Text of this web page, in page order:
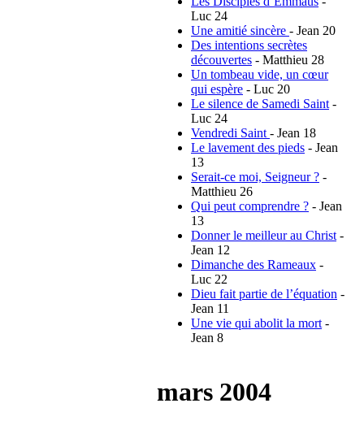
Luc 24
Une amitié sincère - Jean 20
Des intentions secrètes
découvertes - Matthieu 28
Un tombeau vide, un cœur
qui espère - Luc 20
Le silence de Samedi Saint -
Luc 24
Vendredi Saint - Jean 18
Le lavement des pieds - Jean
13
Serait-ce moi, Seigneur ? -
Matthieu 26
Qui peut comprendre ? - Jean
13
Donner le meilleur au Christ -
Jean 12
Dimanche des Rameaux -
Luc 22
Dieu fait partie de l’équation -
Jean 11
Une vie qui abolit la mort -
Jean 8
mars 2004